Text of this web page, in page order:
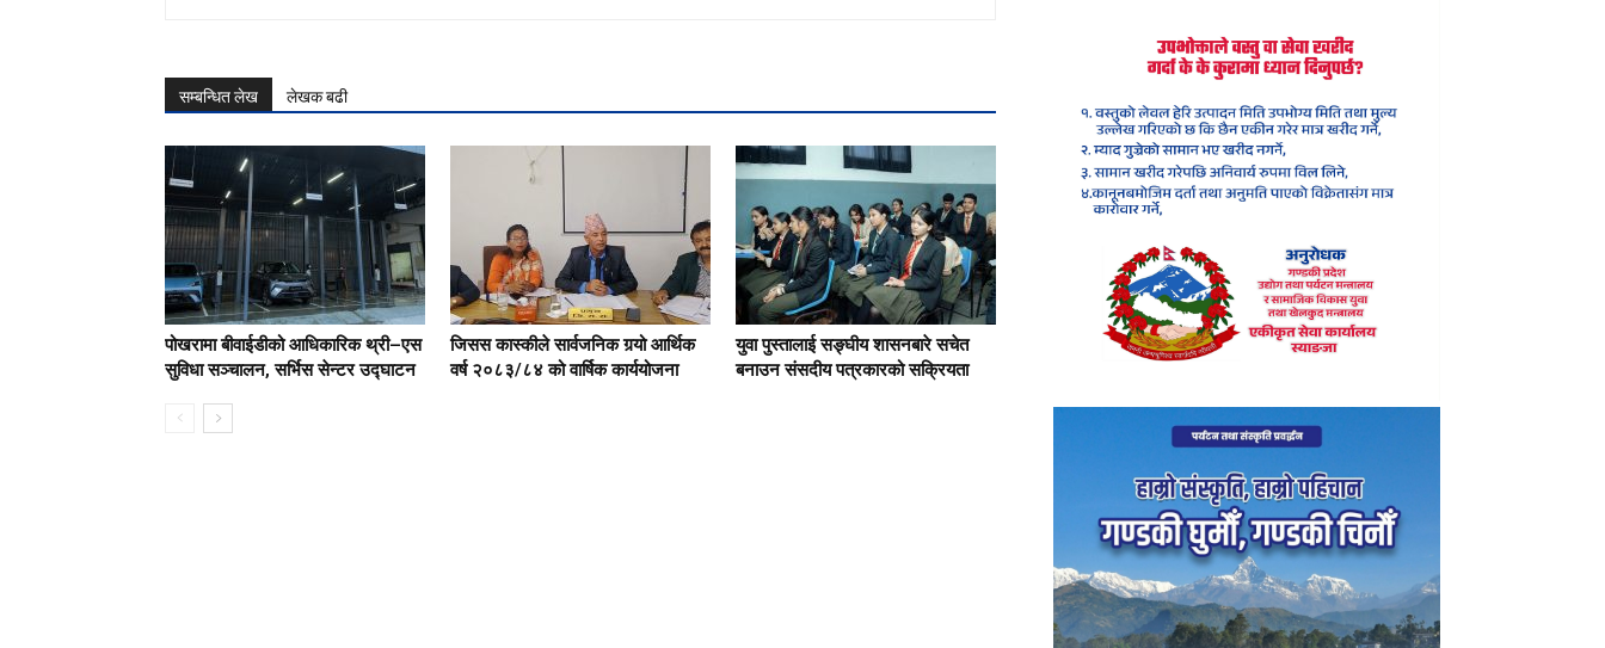
सम्बन्धित लेख लेखक बढी
पोखरामा बीवाईडीको आधिकारिक थ्री–एस
सुविधा सञ्चालन, सर्भिस सेन्टर उद्घाटन
जिसस कास्कीले सार्वजनिक गर्‍यो आर्थिक
वर्ष २०८३/८४ को वार्षिक कार्ययोजना
युवा पुस्तालाई सङ्घीय शासनबारे सचेत
बनाउन संसदीय पत्रकारको सक्रियता